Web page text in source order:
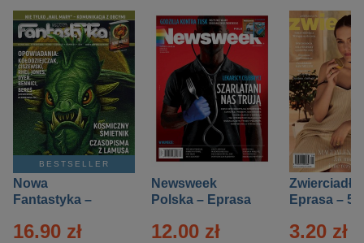
BESTSELLER
Nowa
Fantastyka –
16.90 zł
Newsweek
Polska – Eprasa
12.00 zł
Zwierciadło
Eprasa – 5/
3.20 zł